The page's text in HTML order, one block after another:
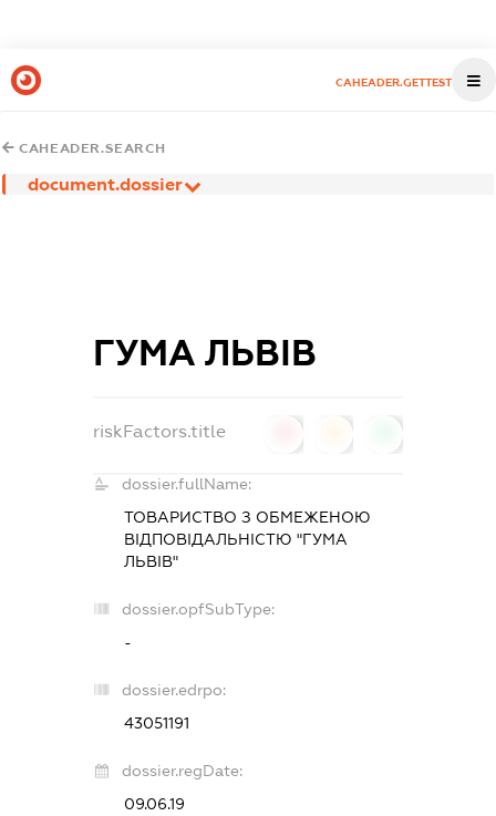
CAHEADER.GETTEST
CAHEADER.SEARCH
document.dossier
ГУМА ЛЬВІВ
riskFactors.title
dossier.fullName:
ТОВАРИСТВО З ОБМЕЖЕНОЮ
ВІДПОВІДАЛЬНІСТЮ "ГУМА
ЛЬВІВ"
dossier.opfSubType:
-
dossier.edrpo:
43051191
dossier.regDate:
09.06.19